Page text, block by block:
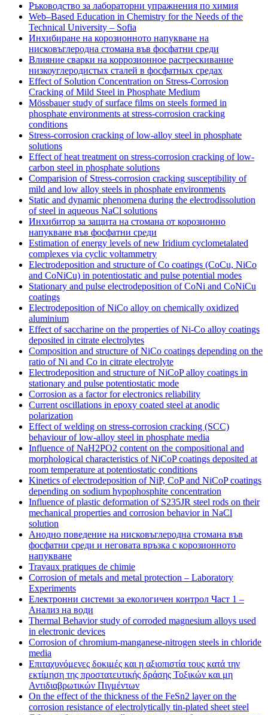
Ръководство за лабораторни упражнения по химия
Web–Based Education in Chemistry for the Needs of the
Technical University – Sofia
Инхибиране на корозионното напукване на
нисковъглеродна стомана във фосфатни среди
Влияние сварки на коррозионное растрескивание
низкоуглеродистых сталей в фосфатных средах
Effect of Solution Concentration on Stress-Corrosion
Cracking of Mild Steel in Phosphate Medium
Mössbauer study of surface films on steels formed in
phosphate environments at stress-corrosion cracking
conditions
Stress-corrosion cracking of low-alloy steel in phosphate
solutions
Effect of heat treatment on stress-corrosion cracking of low-
carbon steel in phosphate solutions
Comparision of Stress-corrosion cracking susceptibility of
mild and low alloy steels in phosphate environments
Static and dynamic phenomena during the electrodissolution
of steel in aqueous NaCl solutions
Инхибитор за защита на стомана от корозионно
напукване във фосфатни среди
Estimation of energy levels of new Iridium cyclometalated
complexes via cyclic voltammetry
Еlectrodeposition and structure of Cо coatings (CoCu, NiCo
and CoNiCu) in potentiostatic and pulse potential modes
Stationary and pulse electrodeposition of CoNi and CoNiCu
coatings
Еlectrodeposition of NiCо alloy on chemically oxidized
aluminium
Effect of saccharine on the properties of Ni-Co alloy coatings
deposited in citrate electrolytes
Composition and structure of NiCо coatings depending on the
ratio of Ni and Co in citrate electrolyte
Electrodeposition and structure of NiCoP alloy coatings in
stationary and pulse potentiostatic mode
Corrosion as a factor for electronics reliability
Current oscillations in epoxy coated steel at anodic
polarization
Еffect of welding on stress-corrosion cracking (SCC)
behaviour of low-alloy steel in phosphate media
Influence of NaH2PO2 content on the compositional and
morphological characteristics of NiCoP coatings deposited at
room temperature at potentiostatic conditions
Kinetics of electrodeposition of NiP, CoP and NiCoP coatings
depending on sodium hypophosphite concentration
Influence of plastic deformation of S235JR steel rods on their
mechanical properties and corrosion behavior in NaCl
solution
Анодно поведение на нисковъглеродна стомана във
фосфатни среди и неговата връзка с корозионното
напукване
Travaux pratiques de chimie
Corrosion of metals and metal protection – Laboratory
Experiments
Електронни системи за екологичен контрол Част 1 –
Анализ на води
Thermal Behavior study of corroded magnesium alloys used
in electronic devices
Corrosion of chromium-manganese-nitrogen steels in chloride
media
Eπιταχυνόμενες δοκιμές και η αξιοπιστία τους κατά την
εκτίμηση της προστατευτικής δράσης Τοξικών και μη
Αντιδιαβρωτικών Πιγμέντων
On the effect of the thickness of the FeSn2 layer on the
corrosion resistance of electrolytically tin-plated sheet steel